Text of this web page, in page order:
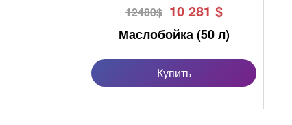
12480$ 10 281 $
Маслобойка (50 л)
Купить